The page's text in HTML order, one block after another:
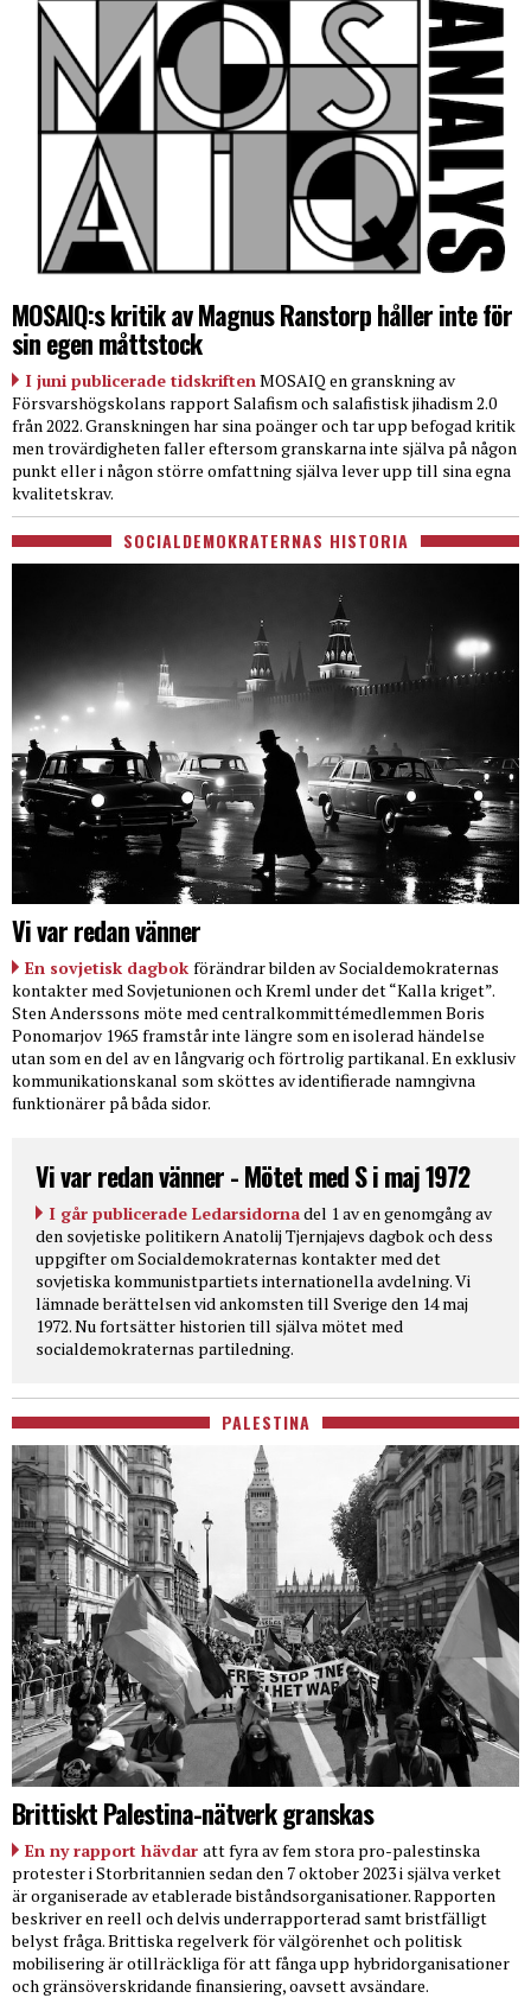
MOSAIQ:s kritik av Magnus Ranstorp håller inte för
sin egen måttstock
I juni publicerade tidskriften MOSAIQ en granskning av
Försvarshögskolans rapport Salafism och salafistisk jihadism 2.0
från 2022. Granskningen har sina poänger och tar upp befogad kritik
men trovärdigheten faller eftersom granskarna inte själva på någon
punkt eller i någon större omfattning själva lever upp till sina egna
kvalitetskrav.
SOCIALDEMOKRATERNAS HISTORIA
Vi var redan vänner
En sovjetisk dagbok förändrar bilden av Socialdemokraternas
kontakter med Sovjetunionen och Kreml under det “Kalla kriget”.
Sten Anderssons möte med centralkommittémedlemmen Boris
Ponomarjov 1965 framstår inte längre som en isolerad händelse
utan som en del av en långvarig och förtrolig partikanal. En exklusiv
kommunikationskanal som sköttes av identifierade namngivna
funktionärer på båda sidor.
Vi var redan vänner - Mötet med S i maj 1972
I går publicerade Ledarsidornadel 1 av en genomgång av
den sovjetiske politikern Anatolij Tjernjajevs dagbok och dess
uppgifter om Socialdemokraternas kontakter med det
sovjetiska kommunistpartiets internationella avdelning. Vi
lämnade berättelsen vid ankomsten till Sverige den 14 maj
1972. Nu fortsätter historien till själva mötet med
socialdemokraternas partiledning.
PALESTINA
Brittiskt Palestina-nätverk granskas
En ny rapport hävdar att fyra av fem stora pro-palestinska
protester i Storbritannien sedan den 7 oktober 2023 i själva verket
är organiserade av etablerade biståndsorganisationer. Rapporten
beskriver en reell och delvis underrapporterad samt bristfälligt
belyst fråga. Brittiska regelverk för välgörenhet och politisk
mobilisering är otillräckliga för att fånga upp hybridorganisationer
och gränsöverskridande finansiering, oavsett avsändare.